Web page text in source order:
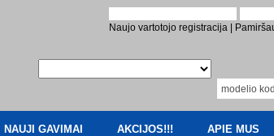
Naujo vartotojo registracija
NAUJI GAVIMAI AKCIJOS!!! APIE MUS